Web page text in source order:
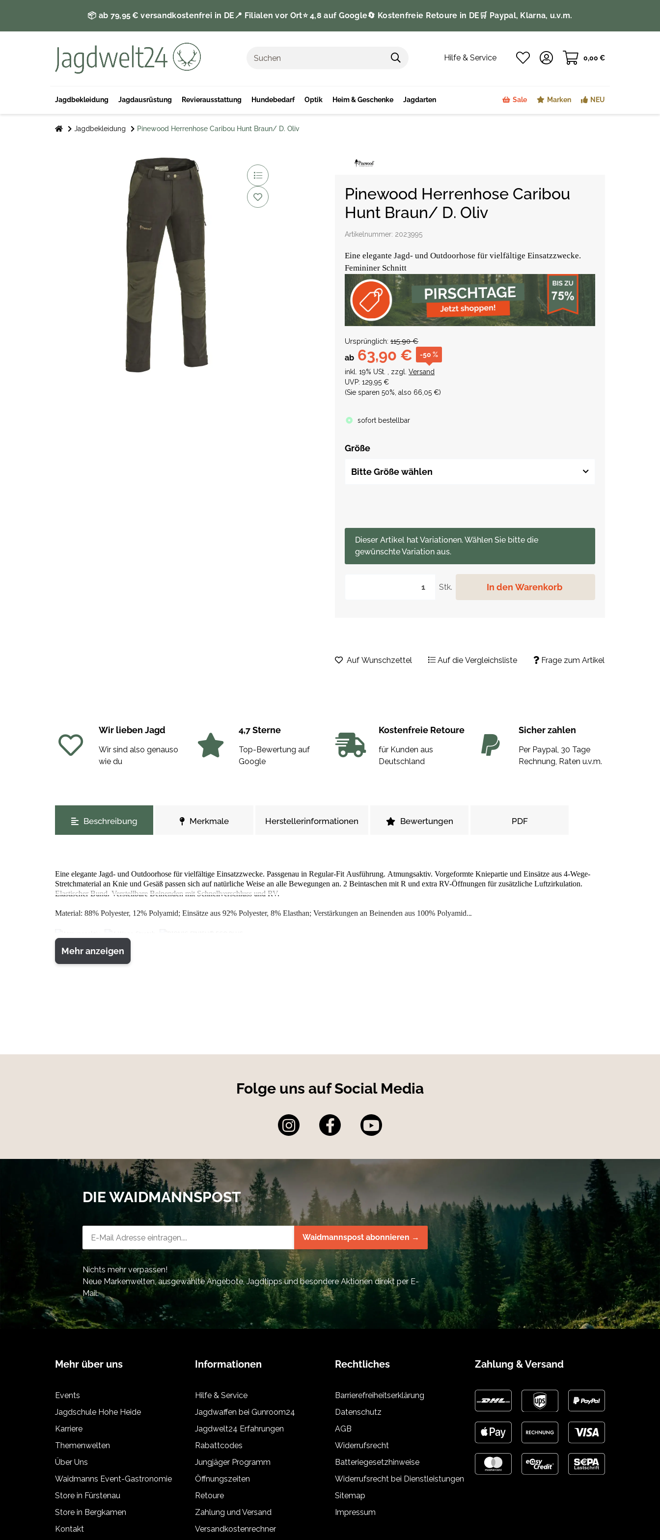
📦 ab 79,95 € versandkostenfrei in DE 📍 Filialen vor Ort⭐️ 4,8 auf Google🔄 Kostenfreie Retoure in DE 🛒 Paypal, Klarna, u.v.m.
Hilfe & Service 0,00 €
Jagdbekleidung Jagdausrüstung Revierausstattung Hundebedarf Optik Heim & Geschenke Jagdarten Sale Marken NEU
Jagdbekleidung Pinewood Herrenhose Caribou Hunt Braun/ D. Oliv
Pinewood Herrenhose Caribou
Hunt Braun/ D. Oliv
Artikelnummer: 2023995
Eine elegante Jagd- und Outdoorhose für vielfältige Einsatzzwecke.
Femininer Schnitt
Ursprünglich: 115,90 €
ab 63,90 € -50 %
inkl. 19% USt. , zzgl. Versand
UVP: 129,95 €
(Sie sparen 50%, also 66,05 €)
sofort bestellbar
Größe
Bitte Größe wählen
Stk. In den Warenkorb
xDieser Artikel hat Variationen. Wählen Sie bitte die
gewünschte Variation aus.
Frage zum Artikel
Auf Wunschzettel Auf die Vergleichsliste
Wir lieben Jagd
Wir sind also genauso
wie du
4,7 Sterne
Top-Bewertung auf
Google
Kostenfreie Retoure
für Kunden aus
Deutschland
Sicher zahlen
Per Paypal, 30 Tage
Rechnung, Raten u.v.m.
Beschreibung Merkmale Herstellerinformationen Bewertungen PDF
Eine elegante Jagd- und Outdoorhose für vielfältige Einsatzzwecke. Passgenau in Regular-Fit Ausführung. Atmungsaktiv. Vorgeformte Kniepartie und Einsätze aus 4-Wege-
Stretchmaterial an Knie und Gesäß passen sich auf natürliche Weise an alle Bewegungen an. 2 Beintaschen mit R und extra RV-Öffnungen für zusätzliche Luftzirkulation.
Elastischer Bund. Verstellbare Beinenden mit Schnellverschluss und RV.
Material: 88% Polyester, 12% Polyamid; Einsätze aus 92% Polyester, 8% Elasthan; Verstärkungen an Beinenden aus 100% Polyamid.
Mehr anzeigen
Folge uns auf Social Media
DIE WAIDMANNSPOST
Waidmannspost abonnieren →
Nichts mehr verpassen!
Neue Markenwelten, ausgewählte Angebote, Jagdtipps und besondere Aktionen direkt per E-
Mail.
Mehr über uns
Events
Jagdschule Hohe Heide
Karriere
Themenwelten
Über Uns
Waidmanns Event-Gastronomie
Store in Fürstenau
Store in Bergkamen
Kontakt
Informationen
Hilfe & Service
Jagdwaffen bei Gunroom24
Jagdwelt24 Erfahrungen
Rabattcodes
Jungjäger Programm
Öffnungszeiten
Retoure
Zahlung und Versand
Versandkostenrechner
Rechtliches
Barrierefreiheitserklärung
Datenschutz
AGB
Widerrufsrecht
Batteriegesetzhinweise
Widerrufsrecht bei Dienstleistungen
Sitemap
Impressum
Zahlung & Versand